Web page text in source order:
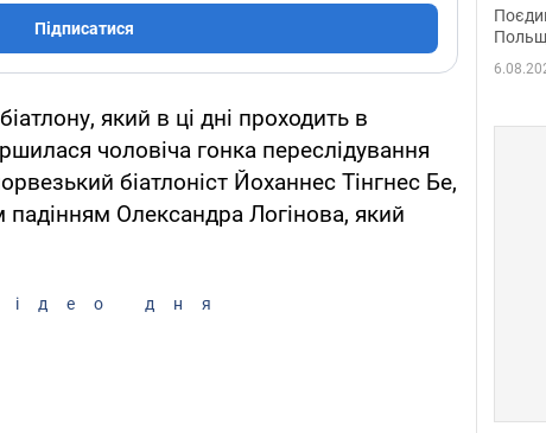
Підписатися
який в ці дні проходить в
чоловіча гонка переслідування
біатлоніст Йоханнес Тінгнес Бе,
Олександра Логінова, який
дня
Відео